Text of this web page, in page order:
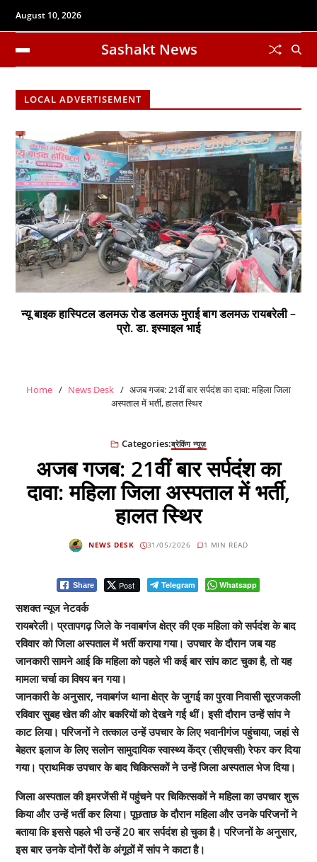
August 10, 2026
Sashakt News
LOCAL ADVERTISEMENT
न्यू बाइक हास्पिटल डलमऊ रोड डलमऊ मुराई बाग डलमऊ रायबरेली –
प्रो. डा. इस्माइल भाई
Home News Desk
अजब गजब: 21वीं बार सर्पदंश का दावा: महिला जिला
अस्पताल में भर्ती, हालत स्थिर
Categories:ब्रेकिंग न्यूज़
अजब गजब: 21वीं बार सर्पदंश का
दावा: महिला जिला अस्पताल में भर्ती,
हालत स्थिर
NEWS DESK 31/05/2026 1 MIN READ
Share Post Telegram Whatsapp
सशक्त न्यूज नेटवर्क
रायबरेली। प्रतापगढ़ जिले के नवाबगंज क्षेत्र की एक महिला को सर्पदंश के बाद
रविवार को जिला अस्पताल में भर्ती कराया गया। उपचार के दौरान जब यह
जानकारी सामने आई कि महिला को पहले भी कई बार सांप काट चुका है, तो यह
मामला चर्चा का विषय बन गया।
जानकारी के अनुसार, नवाबगंज थाना क्षेत्र के जुगई का पुरवा निवासी सूरजकली
रविवार सुबह खेत की ओर बकरियों को देखने गई थीं। इसी दौरान उन्हें सांप ने
काट लिया। परिजनों ने तत्काल उन्हें उपचार के लिए भवानीगंज पहुंचाया, जहां से
बेहतर इलाज के लिए सलोन सामुदायिक स्वास्थ्य केंद्र (सीएचसी) रेफर कर दिया
गया। प्राथमिक उपचार के बाद चिकित्सकों ने उन्हें जिला अस्पताल भेज दिया।
जिला अस्पताल की इमरजेंसी में पहुंचने पर चिकित्सकों ने महिला का उपचार शुरू
किया और उन्हें भर्ती कर लिया। पूछताछ के दौरान महिला और उनके परिजनों ने
बताया कि इससे पहले भी उन्हें 20 बार सर्पदंश हो चुका है। परिजनों के अनुसार,
इस बार उनके दोनों पैरों के अंगूठों में सांप ने काटा है।